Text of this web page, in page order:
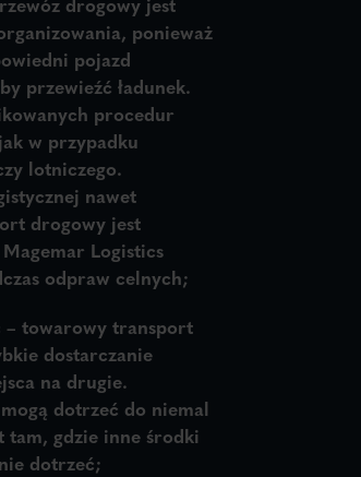
ponieważ
pojazd
przewieźć ładunek.
procedur
w przypadku
lotniczego.
nawet
drogowy jest
Logistics
odpraw celnych;
– towarowy transport
dostarczanie
na drugie.
dotrzeć do niemal
tam, gdzie inne środki
dotrzeć;